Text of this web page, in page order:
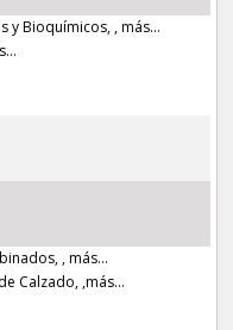
y Bioquímicos, ,más...
, ,más...
Calzado, ,más...